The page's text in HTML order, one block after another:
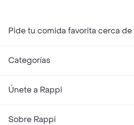
Pide tu comida favorita cerca de
Categorías
Únete a Rappi
Sobre Rappi